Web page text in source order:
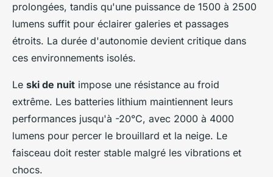
prolongées, tandis qu'une puissance de 1500 à 2500
lumens suffit pour éclairer galeries et passages
étroits. La durée d'autonomie devient critique dans
ces environnements isolés.
Le ski de nuit impose une résistance au froid
extrême. Les batteries lithium maintiennent leurs
performances jusqu'à -20°C, avec 2000 à 4000
lumens pour percer le brouillard et la neige. Le
faisceau doit rester stable malgré les vibrations et
chocs.